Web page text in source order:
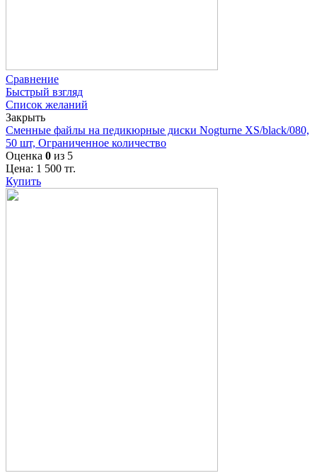
Сравнение
Быстрый взгляд
Список желаний
Закрыть
Сменные файлы на педикюрные диски Nogturne XS/black/080,
50 шт, Ограниченное количество
Оценка 0 из 5
Цена: 1 500 тг.
Купить